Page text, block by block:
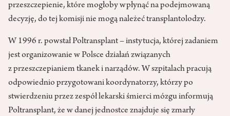
przeszczepienie, które mogłoby wpłynąć na podejmowaną
decyzję, do tej komisji nie mogą należeć transplantolodzy.
W 1996 r. powstał Poltransplant – instytucja, której zadaniem
jest organizowanie w Polsce działań związanych
z przeszczepianiem tkanek i narządów. W szpitalach pracują
odpowiednio przygotowani koordynatorzy, którzy po
stwierdzeniu przez zespół lekarski śmierci mózgu informują
Poltransplant, że w danej jednostce znajduje się zmarły